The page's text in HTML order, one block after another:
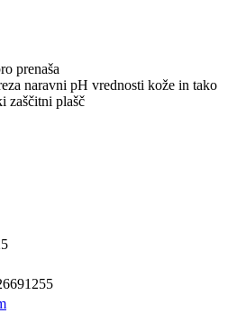
prenaša
naravni pH vrednosti kože in tako
zaščitni plašč